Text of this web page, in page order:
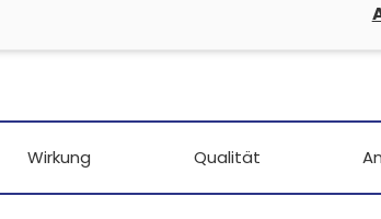
Wirkung Qualität